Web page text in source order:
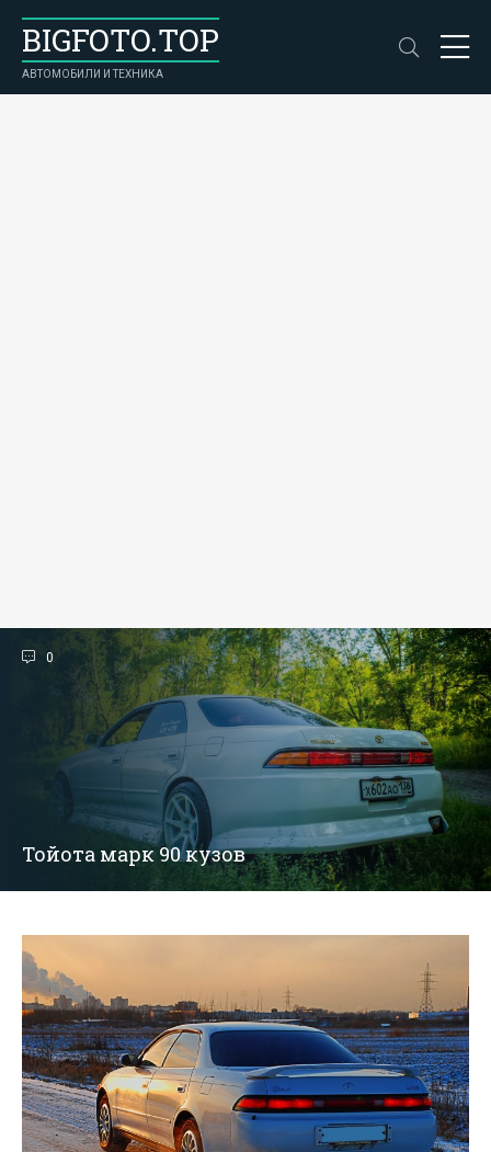
BIGFOTO.TOP
АВТОМОБИЛИ И ТЕХНИКА
0
Тойота марк 90 кузов